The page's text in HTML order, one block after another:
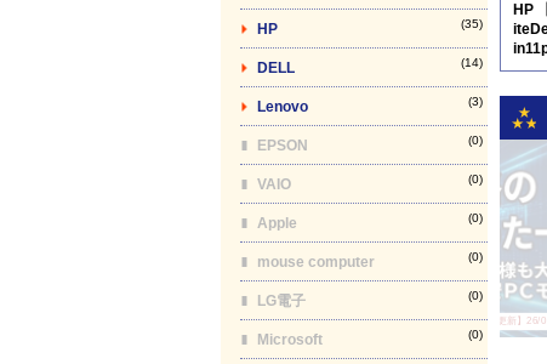
HP (35)
DELL (14)
Lenovo (3)
EPSON (0)
VAIO (0)
Apple (0)
mouse computer (0)
LG電子 (0)
Microsoft (0)
HP
D8
【最終更新】26/